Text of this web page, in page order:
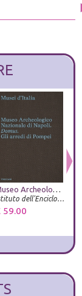
Museo Archeologico Nazionale di Napoli. Domus. Gli arredi di Pompei
Istituto dell'Enciclopedia Italiana
59.00